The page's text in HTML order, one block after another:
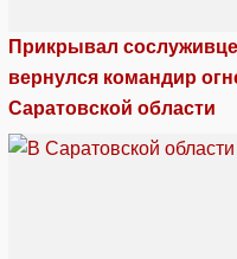
Прикрывал
вернулся командир
Саратовской области